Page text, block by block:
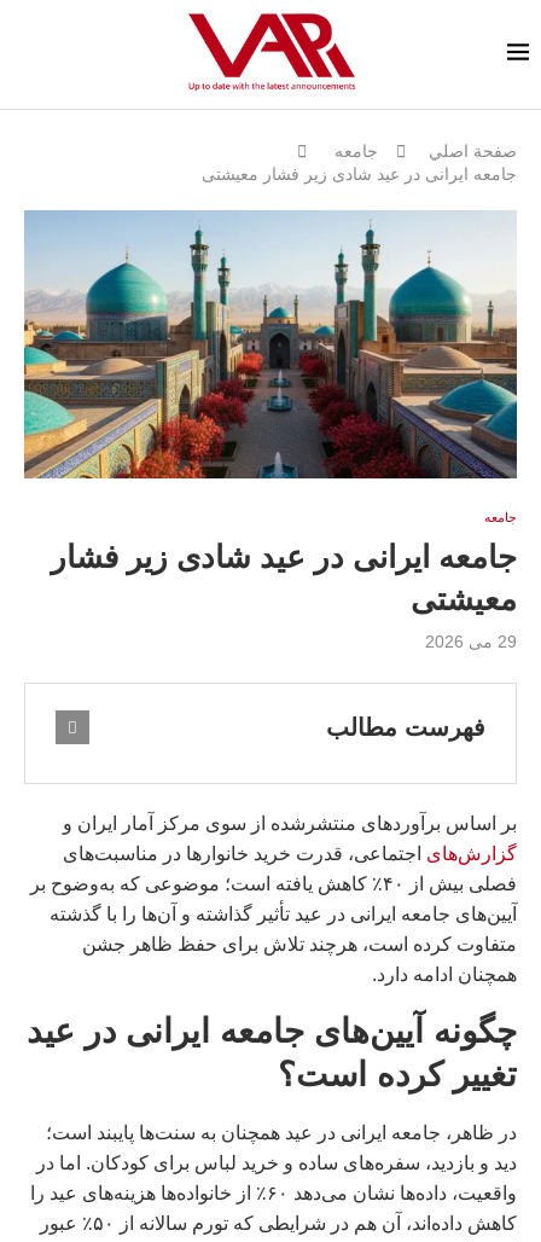
صفحة اصلي
جامعه
جامعه ایرانی در عید شادی زیر فشار معیشتی
جامعه
جامعه ایرانی در عید شادی زیر فشار
معیشتی
29 می 2026
فهرست مطالب
بر اساس برآوردهای منتشرشده از سوی مرکز آمار ایران و
گزارش‌های اجتماعی، قدرت خرید خانوارها در مناسبت‌های
فصلی بیش از ۴۰٪ کاهش یافته است؛ موضوعی که به‌وضوح بر
آیین‌های جامعه ایرانی در عید تأثیر گذاشته و آن‌ها را با گذشته
متفاوت کرده است، هرچند تلاش برای حفظ ظاهر جشن
همچنان ادامه دارد.
چگونه آیین‌های جامعه ایرانی در عید
تغییر کرده است؟
در ظاهر، جامعه ایرانی در عید همچنان به سنت‌ها پایبند است؛
دید و بازدید، سفره‌های ساده و خرید لباس برای کودکان. اما در
واقعیت، داده‌ها نشان می‌دهد ۶۰٪ از خانواده‌ها هزینه‌های عید را
کاهش داده‌اند، آن هم در شرایطی که تورم سالانه از ۵۰٪ عبور